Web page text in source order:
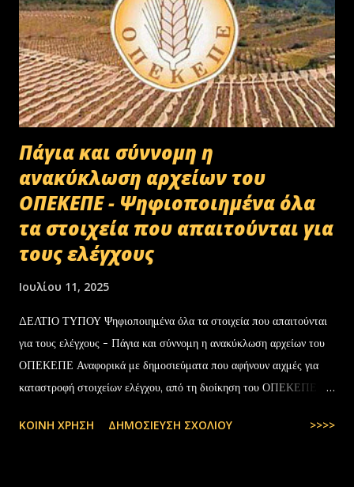
Πάγια και σύννομη η
ανακύκλωση αρχείων του
ΟΠΕΚΕΠΕ - Ψηφιοποιημένα όλα
τα στοιχεία που απαιτούνται για
τους ελέγχους
Ιουλίου 11, 2025
ΔΕΛΤΙΟ ΤΥΠΟΥ Ψηφιοποιημένα όλα τα στοιχεία που απαιτούνται
για τους ελέγχους - Πάγια και σύννομη η ανακύκλωση αρχείων του
ΟΠΕΚΕΠΕ Αναφορικά με δημοσιεύματα που αφήνουν αιχμές για
καταστροφή στοιχείων ελέγχου, από τη διοίκηση του ΟΠΕΚΕΠΕ
εστάλη προς ανακύκλωση στις 10-07-2025 στην Θεσσαλονίκη,
ΚΟΙΝΉ ΧΡΉΣΗ ΔΗΜΟΣΊΕΥΣΗ ΣΧΟΛΊΟΥ >>>>